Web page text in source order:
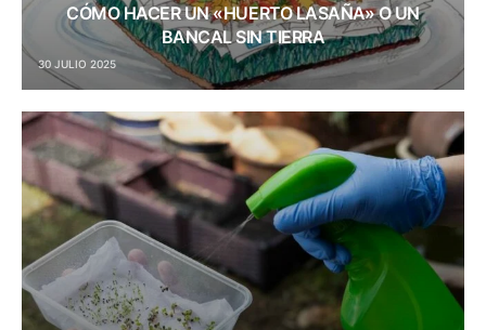
CÓMO HACER UN «HUERTO LASAÑA» O UN
BANCAL SIN TIERRA
30 JULIO 2025